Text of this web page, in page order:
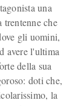
una
che
gli uomini,
avere l'ultima
della sua
doti che,
la